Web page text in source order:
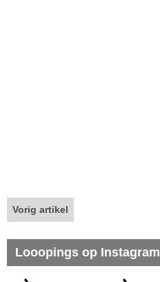
Vorig artikel
Looopings op Instagram